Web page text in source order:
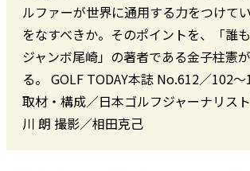
ルファーが世界に通用する力をつけて
をなすべきか。そのポイントを、「誰
ジャンボ尾崎」の著者である金子柱憲
る。 GOLF TODAY本誌 No.612／102
取材・構成／日本ゴルフジャーナリス
川 朗 撮影／相田克己